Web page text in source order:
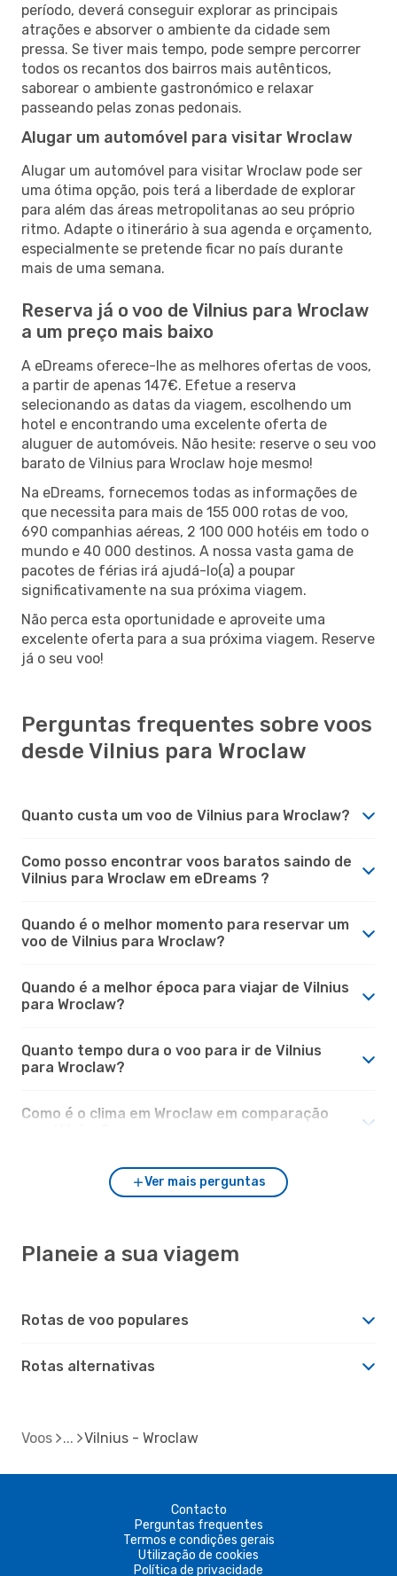
período, deverá conseguir explorar as principais
atrações e absorver o ambiente da cidade sem
pressa. Se tiver mais tempo, pode sempre percorrer
todos os recantos dos bairros mais autênticos,
saborear o ambiente gastronómico e relaxar
passeando pelas zonas pedonais.
Alugar um automóvel para visitar Wroclaw
Alugar um automóvel para visitar Wroclaw pode ser
uma ótima opção, pois terá a liberdade de explorar
para além das áreas metropolitanas ao seu próprio
ritmo. Adapte o itinerário à sua agenda e orçamento,
especialmente se pretende ficar no país durante
mais de uma semana.
Reserva já o voo de Vilnius para Wroclaw
a um preço mais baixo
A eDreams oferece-lhe as melhores ofertas de voos,
a partir de apenas 147€. Efetue a reserva
selecionando as datas da viagem, escolhendo um
hotel e encontrando uma excelente oferta de
aluguer de automóveis. Não hesite: reserve o seu voo
barato de Vilnius para Wroclaw hoje mesmo!
Na eDreams, fornecemos todas as informações de
que necessita para mais de 155 000 rotas de voo,
690 companhias aéreas, 2 100 000 hotéis em todo o
mundo e 40 000 destinos. A nossa vasta gama de
pacotes de férias irá ajudá-lo(a) a poupar
significativamente na sua próxima viagem.
Não perca esta oportunidade e aproveite uma
excelente oferta para a sua próxima viagem. Reserve
já o seu voo!
Perguntas frequentes sobre voos
desde Vilnius para Wroclaw
Quanto custa um voo de Vilnius para Wroclaw?
Como posso encontrar voos baratos saindo de
Vilnius para Wroclaw em eDreams ?
Quando é o melhor momento para reservar um
voo de Vilnius para Wroclaw?
Quando é a melhor época para viajar de Vilnius
para Wroclaw?
Quanto tempo dura o voo para ir de Vilnius
para Wroclaw?
Como é o clima em Wroclaw em comparação
Ver mais perguntas
Planeie a sua viagem
Rotas de voo populares
Rotas alternativas
Voos Vilnius - Wroclaw
Contacto
Perguntas frequentes
Termos e condições gerais
Utilização de cookies
Política de privacidade